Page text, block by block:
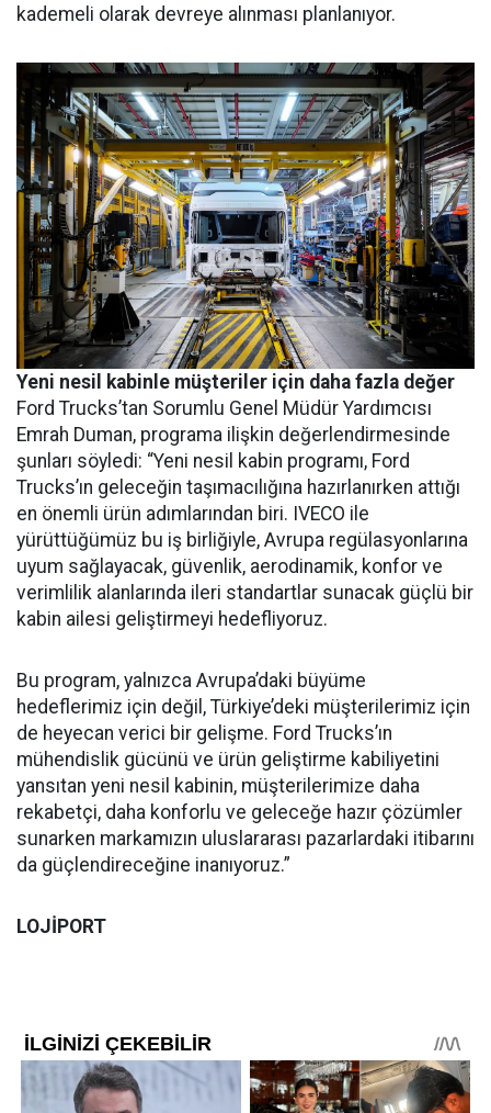
kademeli olarak devreye alınması planlanıyor.
Yeni nesil kabinle müşteriler için daha fazla değer
Ford Trucks’tan Sorumlu Genel Müdür Yardımcısı
Emrah Duman, programa ilişkin değerlendirmesinde
şunları söyledi: “Yeni nesil kabin programı, Ford
Trucks’ın geleceğin taşımacılığına hazırlanırken attığı
en önemli ürün adımlarından biri. IVECO ile
yürüttüğümüz bu iş birliğiyle, Avrupa regülasyonlarına
uyum sağlayacak, güvenlik, aerodinamik, konfor ve
verimlilik alanlarında ileri standartlar sunacak güçlü bir
kabin ailesi geliştirmeyi hedefliyoruz.
Bu program, yalnızca Avrupa’daki büyüme
hedeflerimiz için değil, Türkiye’deki müşterilerimiz için
de heyecan verici bir gelişme. Ford Trucks’ın
mühendislik gücünü ve ürün geliştirme kabiliyetini
yansıtan yeni nesil kabinin, müşterilerimize daha
rekabetçi, daha konforlu ve geleceğe hazır çözümler
sunarken markamızın uluslararası pazarlardaki itibarını
da güçlendireceğine inanıyoruz.”
LOJİPORT